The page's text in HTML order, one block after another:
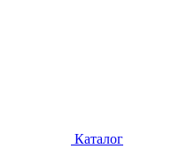
Каталог